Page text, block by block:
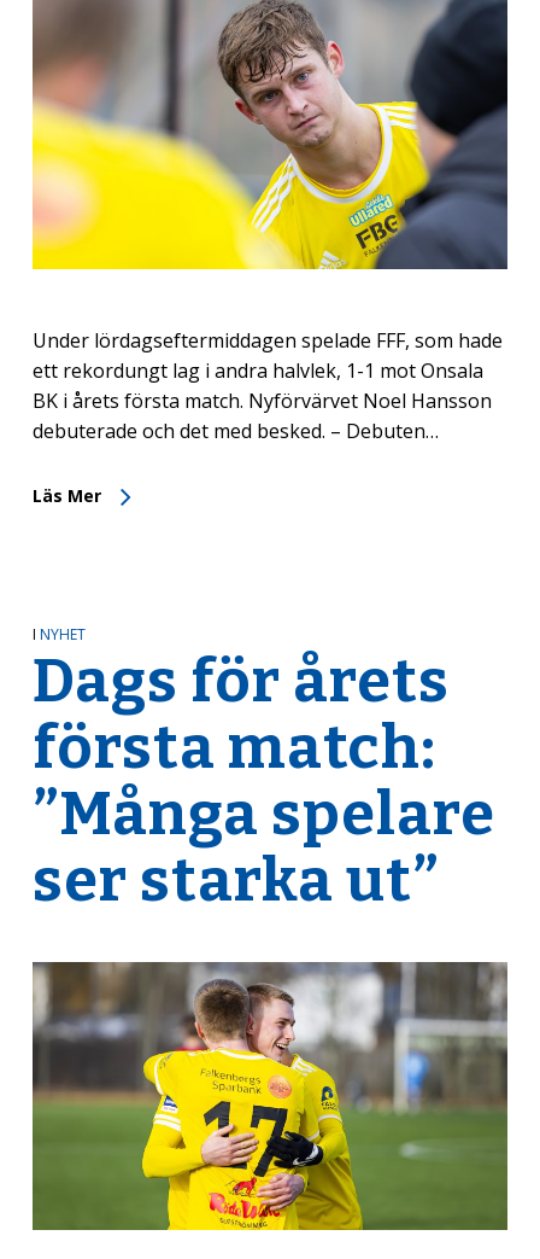
Under lördagseftermiddagen spelade FFF, som hade
ett rekordungt lag i andra halvlek, 1-1 mot Onsala
BK i årets första match. Nyförvärvet Noel Hansson
debuterade och det med besked. – Debuten…
Läs Mer
I NYHET
Dags för årets
första match:
”Många spelare
ser starka ut”